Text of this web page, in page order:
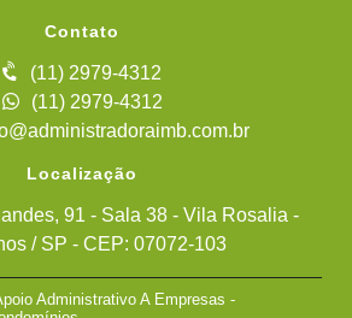
Contato
(11) 2979-4312
(11) 2979-4312
Localização
91 - Sala 38 - Vila Rosalia -
/ SP - CEP: 07072-103
Administrativo A Empresas -